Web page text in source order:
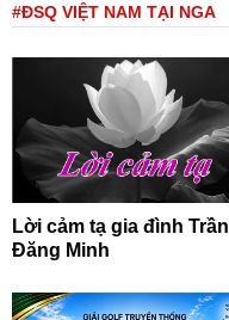
#ĐSQ VIỆT NAM TẠI NGA
Lời cảm tạ gia đình Trần
Đăng Minh